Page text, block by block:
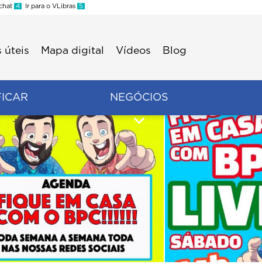
4 Ir para o VLibras 5
úteis Mapa digital Vídeos Blog
NEGÓCIOS